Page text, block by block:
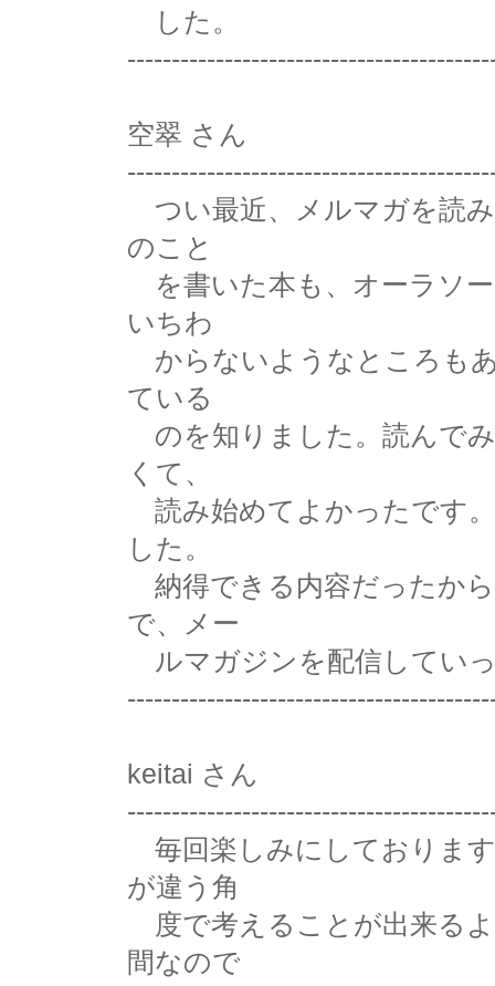
した。
空翠 さん
つい最近、メルマガを読
のこと
を書いた本も、オーラソ
いちわ
からないようなところも
ている
のを知りました。読んで
くて、
読み始めてよかったです
した。
納得できる内容だったか
で、メー
ルマガジンを配信してい
keitai さん
毎回楽しみにしておりま
が違う角
度で考えることが出来る
間なので